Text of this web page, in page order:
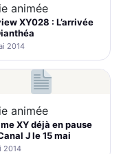
animée
XY028 : L’arrivée
2014
animée
XY déjà en pause
J le 15 mai
2014